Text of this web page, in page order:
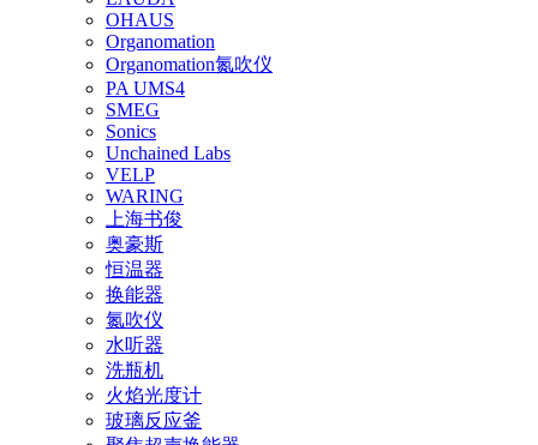
2026-08-06
奥豪斯台式离子计OHAUS Starter 5000i
2026-07-22
SinapTec Lab120 Axial实验室超声波破碎仪
2026-04-06
FRYKA ULK1002 循环冷水机组
2026-07-23